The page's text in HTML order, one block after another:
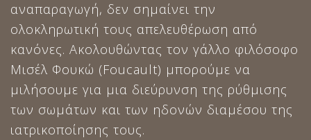
αναπαραγωγή, δεν σημαίνει την
ολοκληρωτική τους απελευθέρωση από
κανόνες. Ακολουθώντας τον γάλλο φιλόσοφο
Μισέλ Φουκώ (Foucault) μπορούμε να
μιλήσουμε για μια διεύρυνση της ρύθμισης
των σωμάτων και των ηδονών διαμέσου της
ιατρικοποίησης τους.